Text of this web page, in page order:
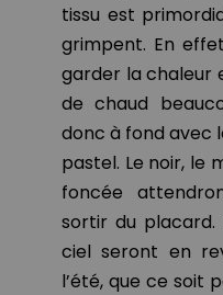
tissu est
grimpent. En
garder la chaleur
de chaud
donc à fond avec
pastel. Le noir, le
foncée
sortir du
ciel seront en
l’été, que ce soit